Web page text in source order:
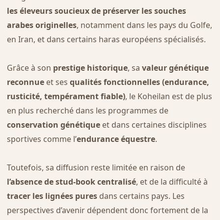
les éleveurs soucieux de préserver les souches
arabes originelles, notamment dans les pays du Golfe,
en Iran, et dans certains haras européens spécialisés.
Grâce à son prestige historique, sa valeur génétique
reconnueet ses qualités fonctionnelles (endurance,
rusticité, tempérament fiable), le Koheilan est de plus
en plus recherché dans les programmes de
conservation génétiqueet dans certaines disciplines
sportives comme l’endurance équestre.
Toutefois, sa diffusion reste limitée en raison de
l’absence de stud-book centralisé, et de la difficulté à
tracer les lignées puresdans certains pays. Les
perspectives d’avenir dépendent donc fortement de la